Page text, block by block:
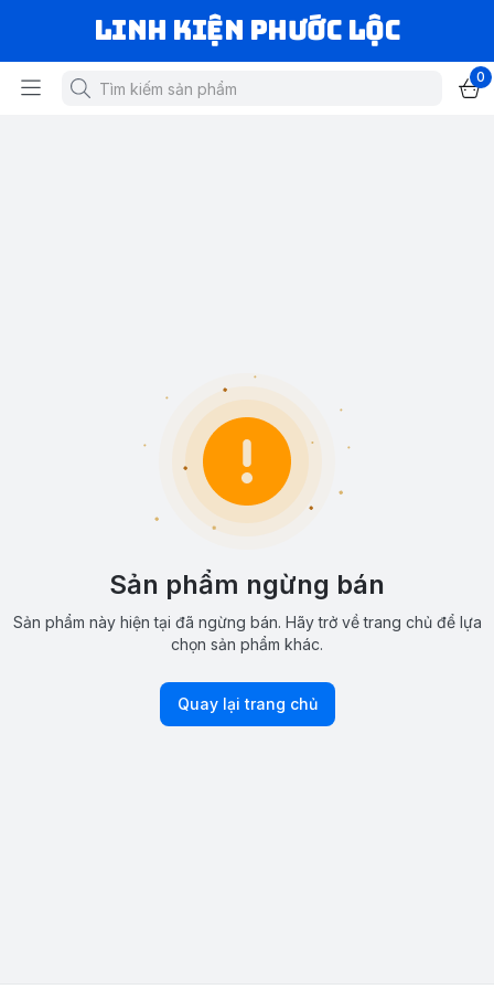
LINH KIỆN PHƯỚC LỘC
0
Sản phẩm ngừng bán
Sản phẩm này hiện tại đã ngừng bán. Hãy trở về trang chủ để lựa
chọn sản phẩm khác.
Quay lại trang chủ